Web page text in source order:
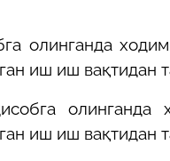
олинганда
иш иш вақтидан
олинганда
иш иш вақтидан